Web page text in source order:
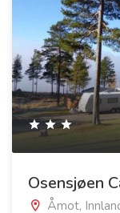
Osensjøen
Åmot,